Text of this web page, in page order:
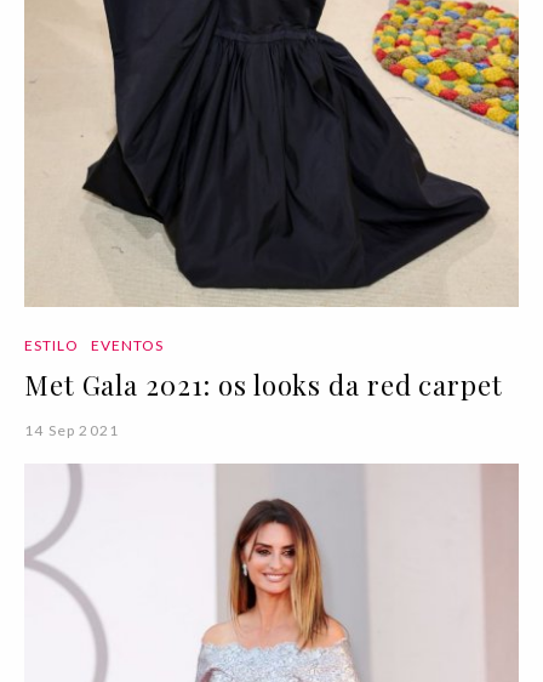
ESTILO EVENTOS
Met Gala 2021: os looks da red carpet
14 Sep 2021